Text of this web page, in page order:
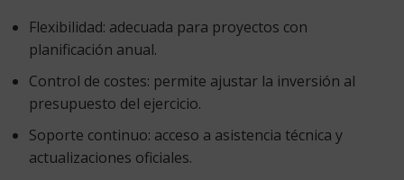
Flexibilidad: adecuada para proyectos con
planificación anual.
Control de costes: permite ajustar la inversión al
presupuesto del ejercicio.
Soporte continuo: acceso a asistencia técnica y
actualizaciones oficiales.